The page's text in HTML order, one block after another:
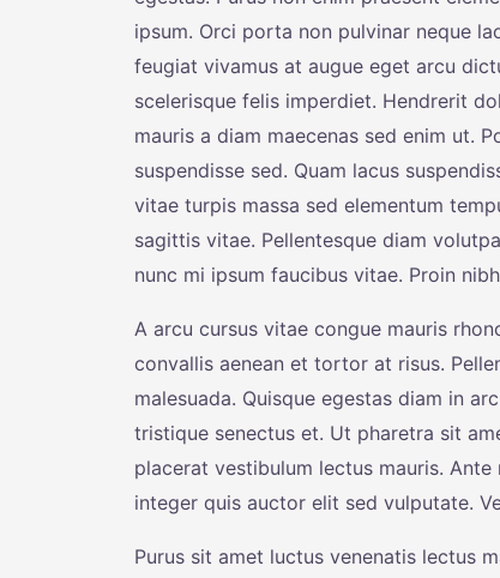
ipsum. Orci porta non pulvinar neque
feugiat vivamus at augue eget arcu
scelerisque felis imperdiet. Hendrerit
mauris a diam maecenas sed enim ut.
suspendisse sed. Quam lacus
vitae turpis massa sed elementum
sagittis vitae. Pellentesque diam
nunc mi ipsum faucibus vitae. Proin
A arcu cursus vitae congue mauris
convallis aenean et tortor at risus.
malesuada. Quisque egestas diam in
tristique senectus et. Ut pharetra sit
placerat vestibulum lectus mauris.
integer quis auctor elit sed vulputate.
Purus sit amet luctus venenatis lectus